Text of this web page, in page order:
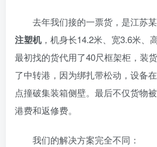
去年我们接的一票货，是江苏
注塑机，机身长14.2米、宽3.6米、
最初找的货代用了40尺框架柜，装
了中转港，因为绑扎带松动，设备
点撞破集装箱侧壁。最后不仅货物
港费和返修费。
我们的解决方案完全不同：